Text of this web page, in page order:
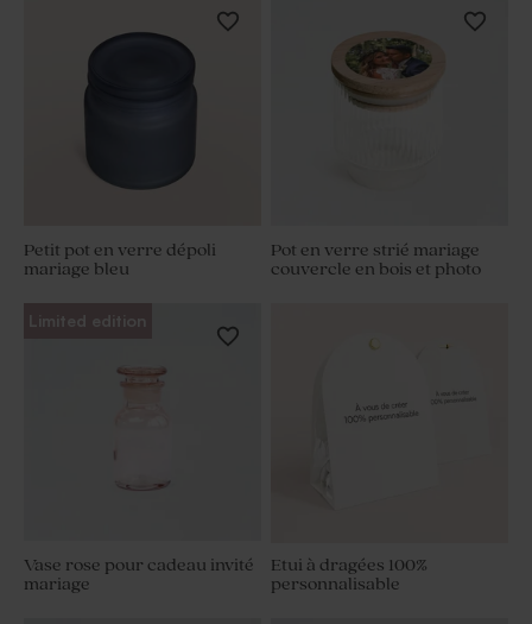
Etui à dragées 100%
personnalisable
Petit pot en verre dépoli
mariage bleu
Pot en verre strié mariage
couvercle en bois et photo
Limited edition
Vase rose pour cadeau invité
mariage